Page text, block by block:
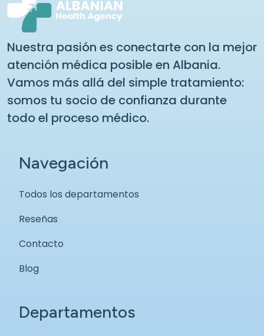
Nuestra pasión es conectarte con la mejor
atención médica posible en Albania.
Vamos más allá del simple tratamiento:
somos tu socio de confianza durante
todo el proceso médico.
Navegación
Todos los departamentos
Reseñas
Contacto
Blog
Departamentos